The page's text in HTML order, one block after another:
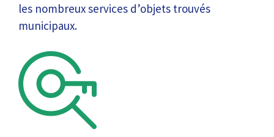
les nombreux services d’objets trouvés
municipaux.